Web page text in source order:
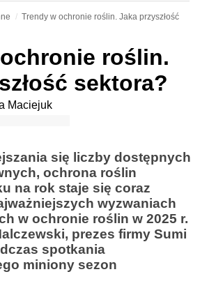
Trendy w ochronie roślin. Jaka przyszłość
roślin.
sektora?
Maciejuk
się liczby dostępnych
ochrona roślin
na rok staje się coraz
wyzwaniach
w ochronie roślin w 2025 r.
prezes firmy Sumi
spotkania
miniony sezon